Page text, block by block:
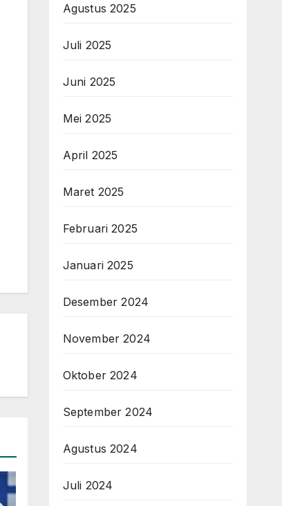
Agustus 2025
Juli 2025
Juni 2025
Mei 2025
April 2025
Maret 2025
Februari 2025
Januari 2025
Desember 2024
November 2024
Oktober 2024
September 2024
Agustus 2024
Juli 2024